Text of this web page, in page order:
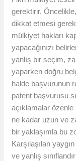
gerektirir.
dikkat etmesi
mülkiyet hakları
yapacağınızı
yanlış bir seçim,
yaparken doğru
halde başvurunun
patent başvurusu
açıklamalar özenle
ne kadar uzun ve
bir yaklaşımla bu
Karşılaşılan
ve yanlış